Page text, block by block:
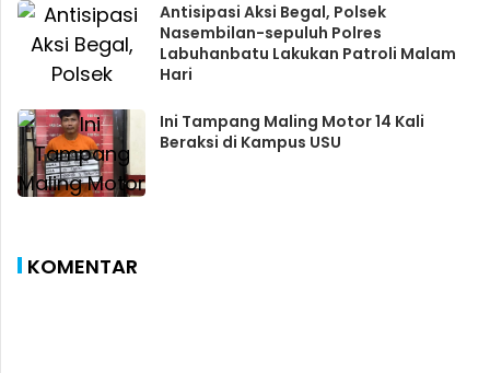
Antisipasi Aksi Begal, Polsek
Nasembilan-sepuluh Polres
Labuhanbatu Lakukan Patroli Malam
Hari
Ini Tampang Maling Motor 14 Kali
Beraksi di Kampus USU
KOMENTAR